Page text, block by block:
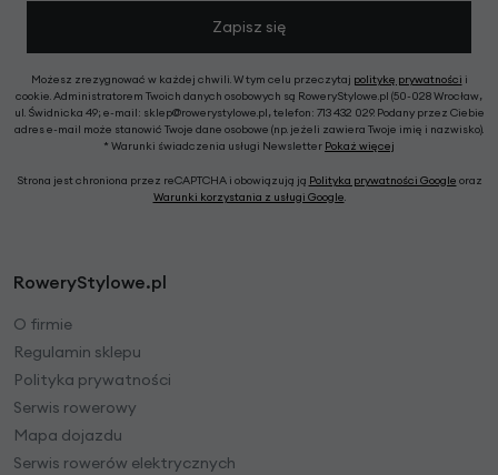
Zapisz się
Możesz zrezygnować w każdej chwili. W tym celu przeczytaj politykę prywatności i
cookie. Administratorem Twoich danych osobowych są RoweryStylowe.pl (50-028 Wrocław,
ul. Świdnicka 49; e-mail: sklep@rowerystylowe.pl, telefon: 713 432 029. Podany przez Ciebie
adres e-mail może stanowić Twoje dane osobowe (np. jeżeli zawiera Twoje imię i nazwisko).
* Warunki świadczenia usługi Newsletter Pokaż więcej
Strona jest chroniona przez reCAPTCHA i obowiązują ją Polityka prywatności Google oraz
Warunki korzystania z usługi Google.
RoweryStylowe.pl
O firmie
Regulamin sklepu
Polityka prywatności
Serwis rowerowy
Mapa dojazdu
Serwis rowerów elektrycznych